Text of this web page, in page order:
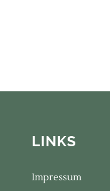
LINKS
Impressum